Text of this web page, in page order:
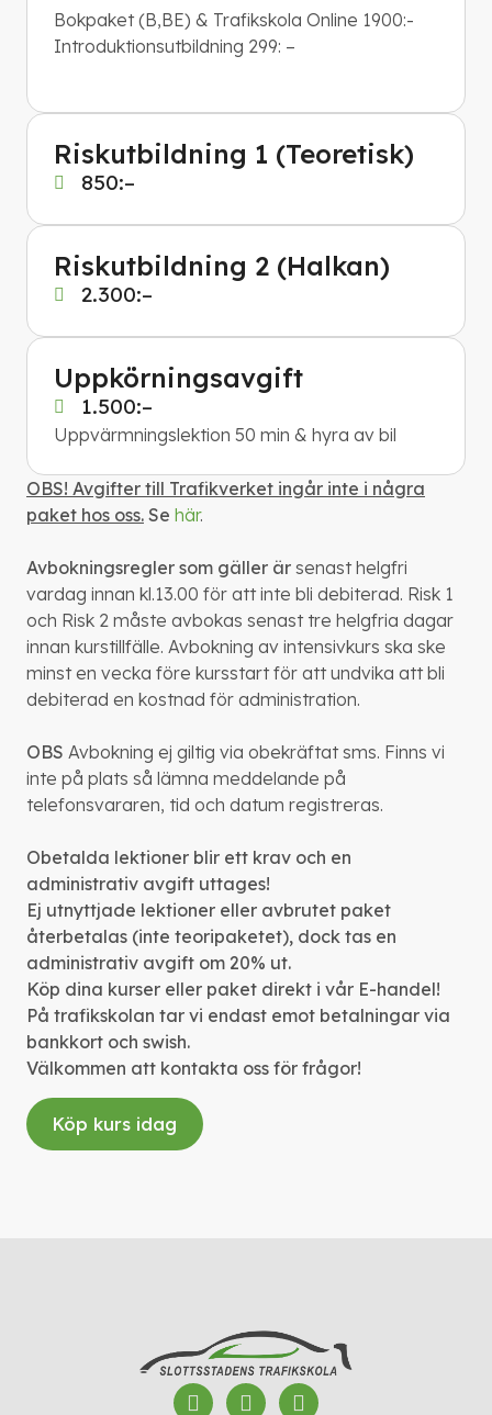
Bokpaket (B,BE) & Trafikskola Online 1900:-
Introduktionsutbildning 299: –
Riskutbildning 1 (Teoretisk)
850:–
Riskutbildning 2 (Halkan)
2.300:–
Uppkörningsavgift
1.500:–
​Uppvärmningslektion 50 min & hyra av bil
OBS! Avgifter till Trafikverket ingår inte i några
paket hos oss. Se här.
Avbokningsregler som gäller är senast helgfri
vardag innan kl.13.00 för att inte bli debiterad. Risk 1
och Risk 2 måste avbokas senast tre helgfria dagar
innan kurstillfälle. Avbokning av intensivkurs ska ske
minst en vecka före kursstart för att undvika att bli
debiterad en kostnad för administration.
OBS Avbokning ej giltig via obekräftat sms. Finns vi
inte på plats så lämna meddelande på
telefonsvararen, tid och datum registreras.
Obetalda lektioner blir ett krav och en
administrativ avgift uttages!
Ej utnyttjade lektioner eller avbrutet paket
återbetalas (inte teoripaketet), dock tas en
administrativ avgift om 20% ut.
Köp dina kurser eller paket direkt i vår E-handel!
På trafikskolan tar vi endast emot betalningar via
bankkort och swish.
Välkommen att kontakta oss för frågor!
Köp kurs idag